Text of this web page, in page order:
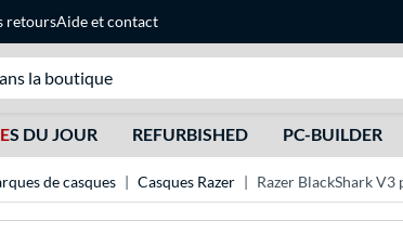
retoursAideetcontact
S DU JOUR REFURBISHED PC-BUILDER
de casques Casques Razer Razer BlackShark